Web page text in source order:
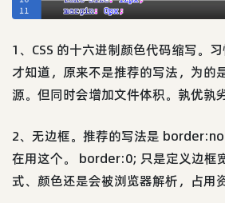
1、CSS 的十六进制颜色代码缩写。
才知道，原来不是推荐的写法，为的
源。但同时会增加文件体积。孰优孰
2、无边框。推荐的写法是
在用这个。 border:0; 只是定义边框
式、颜色还是会被浏览器解析，占用